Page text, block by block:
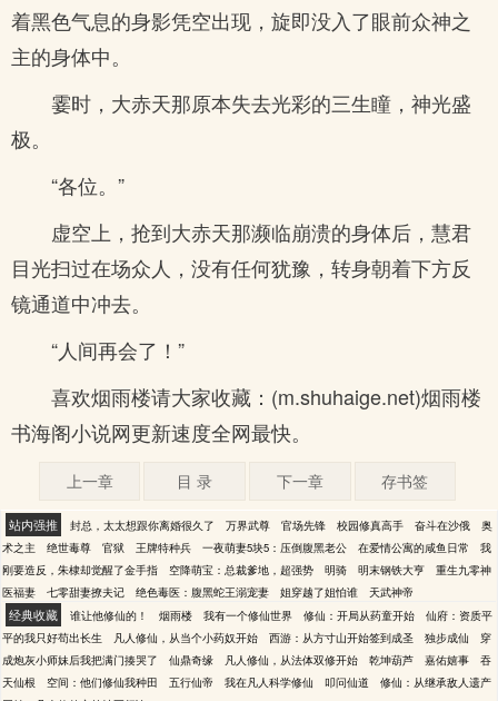
着黑色气息的身影凭空出现，旋即没入了眼前众神之
主的身体中。
霎时，大赤天那原本失去光彩的三生瞳，神光盛
极。
“各位。”
虚空上，抢到大赤天那濒临崩溃的身体后，慧君
目光扫过在场众人，没有任何犹豫，转身朝着下方反
镜通道中冲去。
“人间再会了！”
喜欢烟雨楼请大家收藏：(m.shuhaige.net)烟雨楼
书海阁小说网更新速度全网最快。
上一章 目 录 下一章 存书签
站内强推 封总，太太想跟你离婚很久了 万界武尊 官场先锋 校园修真高手 奋斗在沙俄
奥
术之主
绝世毒尊 官狱 王牌特种兵 一夜萌妻5块5：压倒腹黑老公 在爱情公寓的咸鱼日常
我
刚要造反，朱棣却觉醒了金手指
空降萌宝：总裁爹地，超强势 明骑 明末钢铁大亨
重生九零神
医福妻
七零甜妻撩夫记 绝色毒医：腹黑蛇王溺宠妻 姐穿越了姐怕谁 天武神帝
经典收藏 谁让他修仙的！ 烟雨楼 我有一个修仙世界 修仙：开局从药童开始
仙府：资质平
平的我只好苟出长生
凡人修仙，从当个小药奴开始 西游：从方寸山开始签到成圣 独步成仙
穿
成炮灰小师妹后我把满门揍哭了
仙鼎奇缘 凡人修仙，从法体双修开始 乾坤葫芦 嘉佑嬉事
吞
天仙根
空间：他们修仙我种田 五行仙帝 我在凡人科学修仙 叩问仙道
修仙：从继承敌人遗产